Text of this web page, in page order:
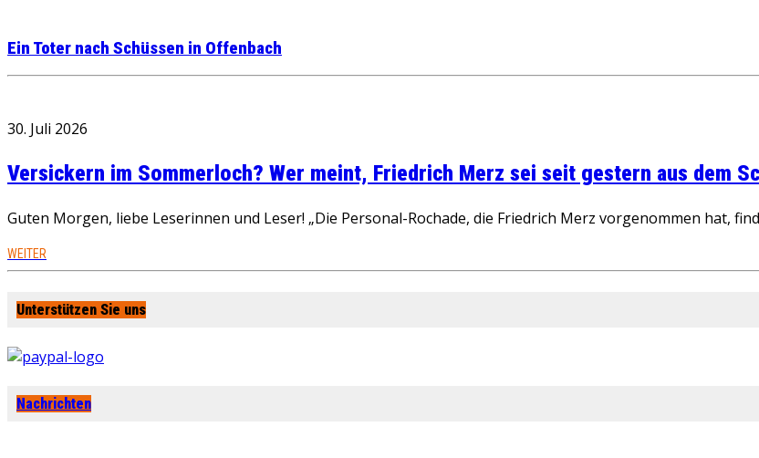
Ein Toter nach Schüssen in Offenbach
30. Juli 2026
Versickern im Sommerloch? Wer meint, Friedrich Merz sei seit gestern aus dem
Guten Morgen, liebe Leserinnen und Leser! „Die Personal-Rochade, die Friedrich Merz vorgenommen hat,
WEITER
Unterstützen Sie uns
Nachrichten